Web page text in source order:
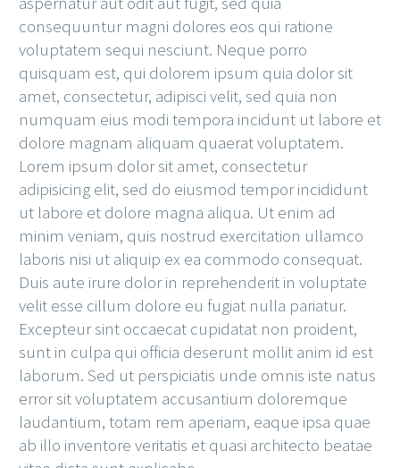
consequuntur magni dolores eos qui ratione
voluptatem sequi nesciunt. Neque porro
quisquam est, qui dolorem ipsum quia dolor sit
amet, consectetur, adipisci velit, sed quia non
numquam eius modi tempora incidunt ut labore et
dolore magnam aliquam quaerat voluptatem.
Lorem ipsum dolor sit amet, consectetur
adipisicing elit, sed do eiusmod tempor incididunt
ut labore et dolore magna aliqua. Ut enim ad
minim veniam, quis nostrud exercitation ullamco
laboris nisi ut aliquip ex ea commodo consequat.
Duis aute irure dolor in reprehenderit in voluptate
velit esse cillum dolore eu fugiat nulla pariatur.
Excepteur sint occaecat cupidatat non proident,
sunt in culpa qui officia deserunt mollit anim id est
laborum. Sed ut perspiciatis unde omnis iste natus
error sit voluptatem accusantium doloremque
laudantium, totam rem aperiam, eaque ipsa quae
ab illo inventore veritatis et quasi architecto beatae